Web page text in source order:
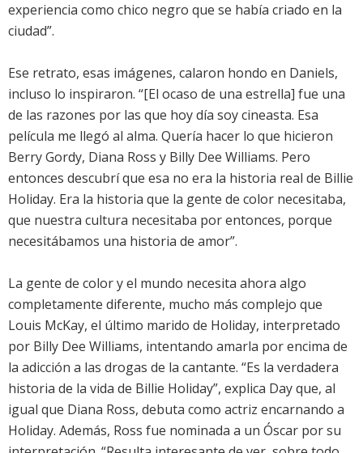
experiencia como chico negro que se había criado en la
ciudad”.
Ese retrato, esas imágenes, calaron hondo en Daniels,
incluso lo inspiraron. “[El ocaso de una estrella] fue una
de las razones por las que hoy día soy cineasta. Esa
película me llegó al alma. Quería hacer lo que hicieron
Berry Gordy, Diana Ross y Billy Dee Williams. Pero
entonces descubrí que esa no era la historia real de Billie
Holiday. Era la historia que la gente de color necesitaba,
que nuestra cultura necesitaba por entonces, porque
necesitábamos una historia de amor”.
La gente de color y el mundo necesita ahora algo
completamente diferente, mucho más complejo que
Louis McKay, el último marido de Holiday, interpretado
por Billy Dee Williams, intentando amarla por encima de
la adicción a las drogas de la cantante. “Es la verdadera
historia de la vida de Billie Holiday”, explica Day que, al
igual que Diana Ross, debuta como actriz encarnando a
Holiday. Además, Ross fue nominada a un Óscar por su